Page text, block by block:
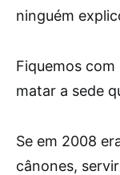
ninguém
Fiquemos
matar a sede
Se em 2008
cânones,